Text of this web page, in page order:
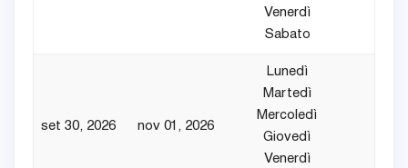
Venerdì
Sabato
set 30, 2026 nov 01, 2026
Lunedì
Martedì
Mercoledì
Giovedì
Venerdì